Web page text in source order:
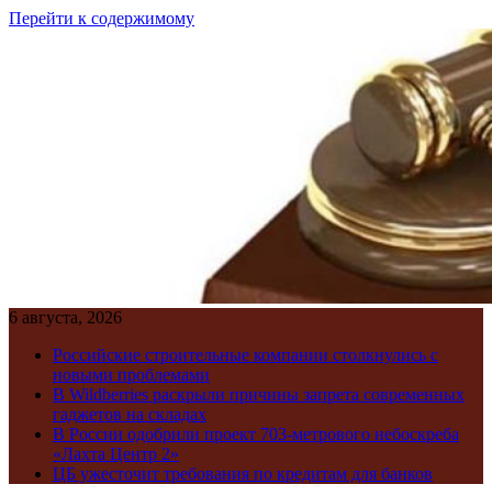
Перейти к содержимому
6 августа, 2026
Российские строительные компании столкнулись с
новыми проблемами
В Wildberries раскрыли причины запрета современных
гаджетов на складах
В России одобрили проект 703-метрового небоскреба
«Лахта Центр 2»
ЦБ ужесточит требования по кредитам для банков